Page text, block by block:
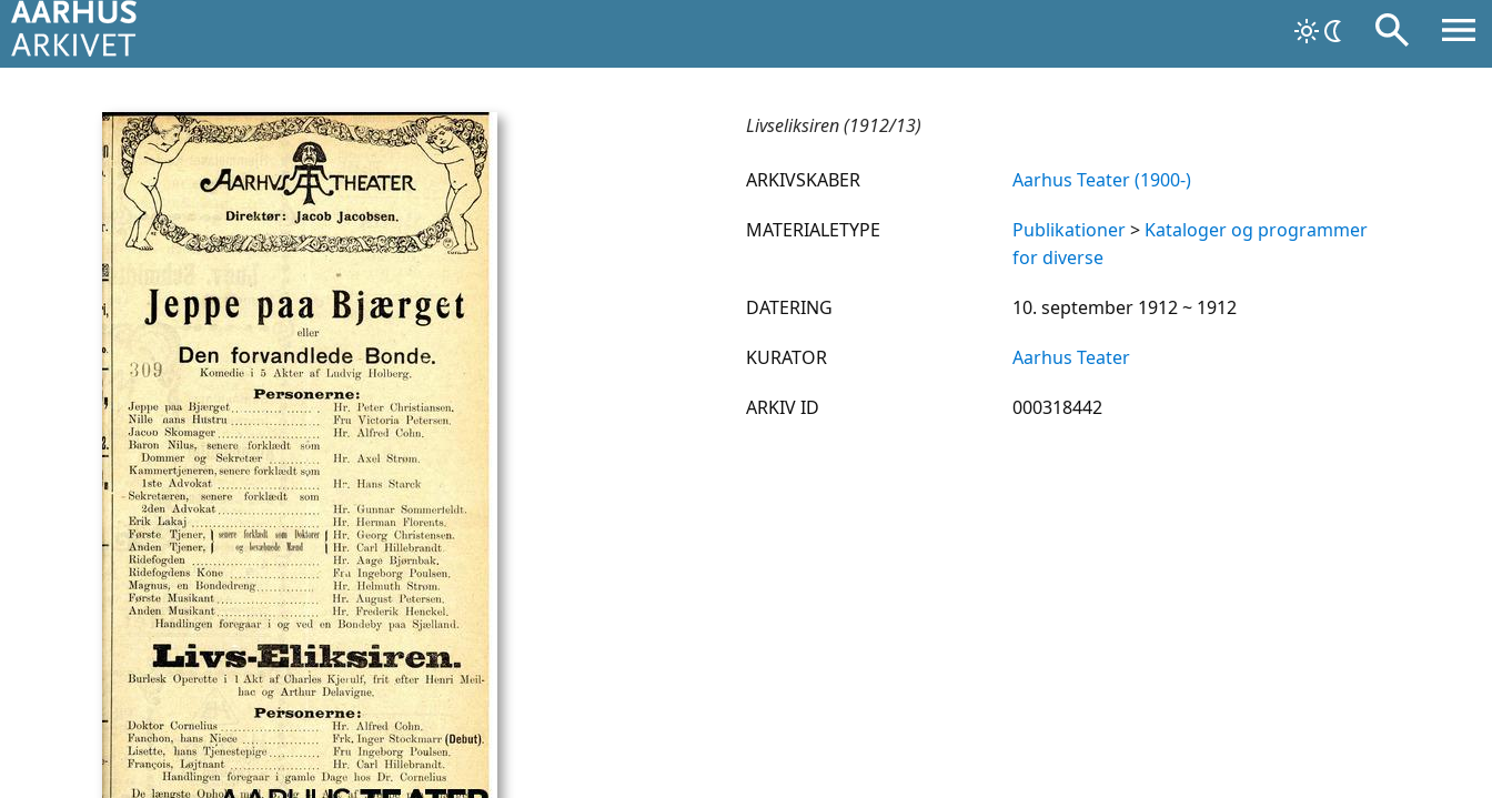
Livseliksiren (1912/13)
ARKIVSKABER Aarhus Teater (1900-)
MATERIALETYPE Publikationer> Kataloger og programmer
for diverse
DATERING 10. september 1912 ~ 1912
KURATOR Aarhus Teater
ARKIV ID 000318442